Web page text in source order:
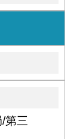
第三